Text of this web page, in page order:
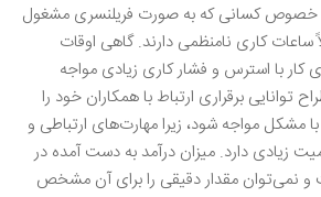
خصوص کسانی که به صورت فریلنسری مشغول
ساعات کاری نامنظمی دارند. گاهی اوقات
کار با استرس و فشار کاری زیادی مواجه
برقراری ارتباط با همکاران خود را
مشکل مواجه شود، زیرا مهارت‌های ارتباطی و
زیادی دارد. میزان درآمد به دست آمده در
مقدار دقیقی را برای آن مشخص